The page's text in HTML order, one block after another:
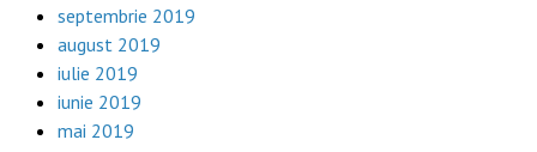
septembrie 2019
august 2019
iulie 2019
iunie 2019
mai 2019